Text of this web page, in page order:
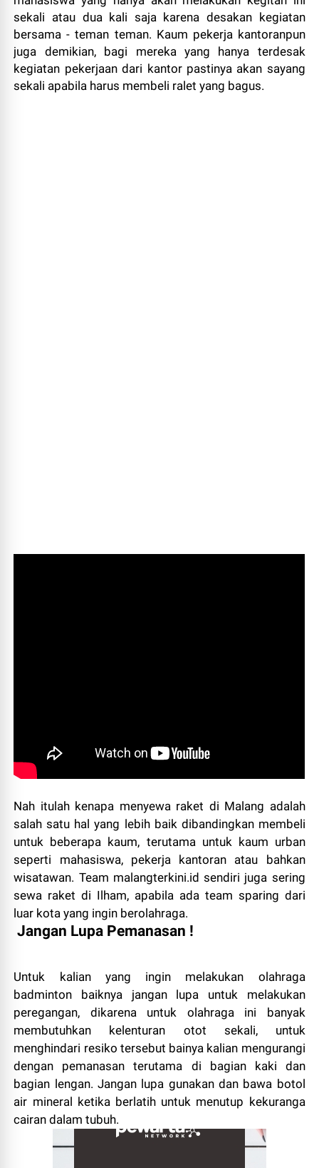
sekali atau dua kali saja karena desakan kegiatan
bersama - teman teman. Kaum pekerja kantoranpun
juga demikian, bagi mereka yang hanya terdesak
kegiatan pekerjaan dari kantor pastinya akan sayang
sekali apabila harus membeli ralet yang bagus.
Nah itulah kenapa menyewa raket di Malang adalah
salah satu hal yang lebih baik dibandingkan membeli
untuk beberapa kaum, terutama untuk kaum urban
seperti mahasiswa, pekerja kantoran atau bahkan
wisatawan. Team malangterkini.id sendiri juga sering
sewa raket di Ilham, apabila ada team sparing dari
luar kota yang ingin berolahraga.
Jangan Lupa Pemanasan !
Untuk kalian yang ingin melakukan olahraga
badminton baiknya jangan lupa untuk melakukan
peregangan, dikarena untuk olahraga ini banyak
membutuhkan kelenturan otot sekali, untuk
menghindari resiko tersebut bainya kalian mengurangi
dengan pemanasan terutama di bagian kaki dan
bagian lengan. Jangan lupa gunakan dan bawa botol
air mineral ketika berlatih untuk menutup kekuranga
cairan dalam tubuh.